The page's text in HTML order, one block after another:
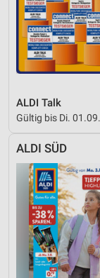
ALDI Talk
Gültig bis Di. 01.09.
ALDI SÜD